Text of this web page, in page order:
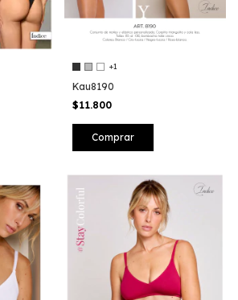
+1
Kau8190
$11.800
Comprar